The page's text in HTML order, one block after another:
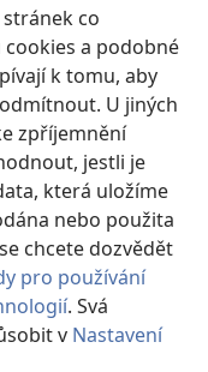
co
a podobné
k tomu, aby
U jiných
zpříjemnění
jestli je
která uložíme
nebo použita
chcete dozvědět
pro používání
. Svá
v Nastavení
Society of Pennsylvania.